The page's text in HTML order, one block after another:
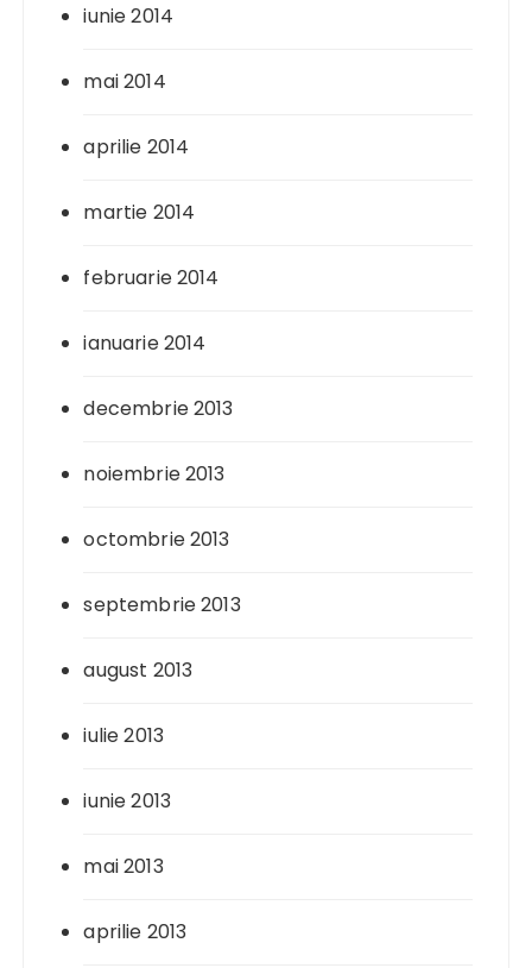
iunie 2014
mai 2014
aprilie 2014
martie 2014
februarie 2014
ianuarie 2014
decembrie 2013
noiembrie 2013
octombrie 2013
septembrie 2013
august 2013
iulie 2013
iunie 2013
mai 2013
aprilie 2013